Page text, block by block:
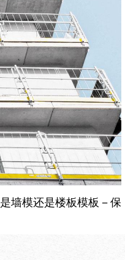
墙模还是楼板模板 – 保